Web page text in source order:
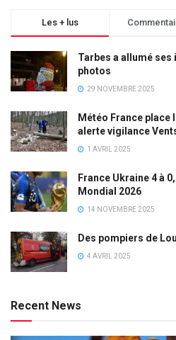
Les + lus
Tarbes a allumé
photos
29 NOVEMBRE 2025
Météo France place
alerte vigilance
1 AVRIL 2025
France Ukraine 4 à
Mondial 2026
14 NOVEMBRE 2025
Des pompiers de
4 AVRIL 2025
Recent News